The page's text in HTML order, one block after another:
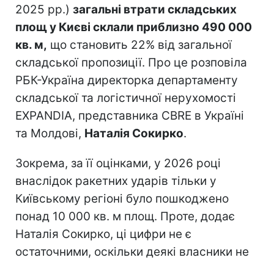
2025 рр.) загальні втрати складських
площ у Києві склали приблизно 490 000
кв. м, що становить 22% від загальної
складської пропозиції. Про це розповіла
РБК-Україна директорка департаменту
складської та логістичної нерухомості
EXPANDIA, представника CBRE в Україні
та Молдові, Наталія Сокирко.
Зокрема, за її оцінками, у 2026 році
внаслідок ракетних ударів тільки у
Київському регіоні було пошкоджено
понад 10 000 кв. м площ. Проте, додає
Наталія Сокирко, ці цифри не є
остаточними, оскільки деякі власники не